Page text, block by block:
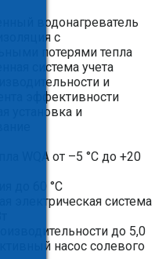
водонагреватель
с
потерями тепла
система учета
и
эффективности
установка и
WQA от –5 °C до +20
до 60 °C
электрическая система
до 5,0
насос солевого